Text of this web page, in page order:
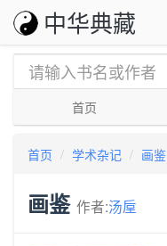
中华典藏
首页
首页 学术杂记 画鉴
画鉴 作者:汤垕